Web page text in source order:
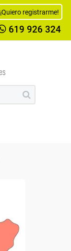
¡Quiero registrarme!
619 926 324